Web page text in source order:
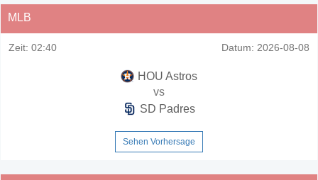
MLB
Zeit: 02:40 Datum: 2026-08-08
HOU Astros
vs
SD Padres
Sehen Vorhersage